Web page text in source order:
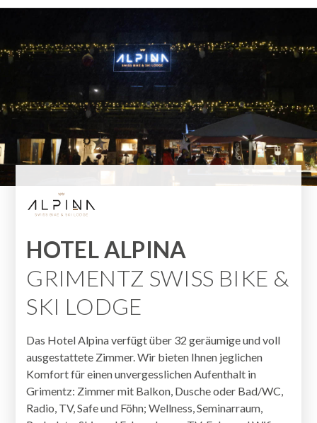
HOTEL ALPINA
GRIMENTZ SWISS BIKE &
SKI LODGE
Das Hotel Alpina verfügt über 32 geräumige und voll
ausgestattete Zimmer. Wir bieten Ihnen jeglichen
Komfort für einen unvergesslichen Aufenthalt in
Grimentz: Zimmer mit Balkon, Dusche oder Bad/WC,
Radio, TV, Safe und Föhn; Wellness, Seminarraum,